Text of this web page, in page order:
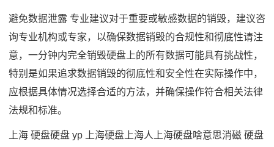
避免数据泄露 专业建议对于重要或敏感数据的销毁，建议咨
询专业机构或专家，以确保数据销毁的合规性和彻底性请注
意，一分钟内完全销毁硬盘上的所有数据可能具有挑战性，
特别是如果追求数据销毁的彻底性和安全性在实际操作中，
应根据具体情况选择合适的方法，并确保操作符合相关法律
法规和标准。
上海 硬盘硬盘 yp 上海硬盘上海人 上海硬盘啥意思消磁 硬盘